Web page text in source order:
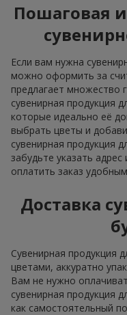
Пошаговая
Если вам нужна
можно оформить за
предлагает множество
сувенирная продукция
которые идеально её
выбрать цветы и
сувенирная продукция
забудьте указать
оплатить заказ
Доставка
Сувенирная продукция
цветами, аккуратно
Вам не нужно
сувенирная продукция
как самостоятельный